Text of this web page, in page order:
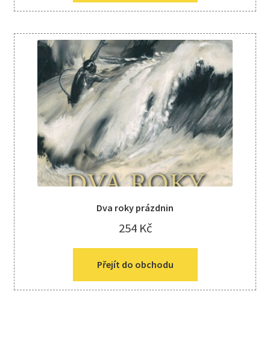
Dva roky prázdnin
254 Kč
Přejít do obchodu